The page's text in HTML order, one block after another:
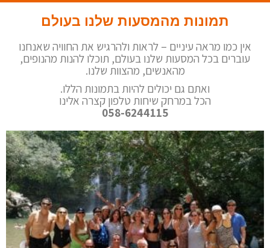
תמונות מהמסעות שלנו בעולם
אין כמו מראה עיניים – לראות ולהרגיש את החוויה שאנחנו
עוברים בכל המסעות שלנו בעולם, תוכלו להנות מהנופים,
מהאנשים, מהצוות שלנו.
ואתם גם יכולים להיות בתמונות הללו.
הכל במרחק שיחות טלפון קצרה אלינו
058-6244115